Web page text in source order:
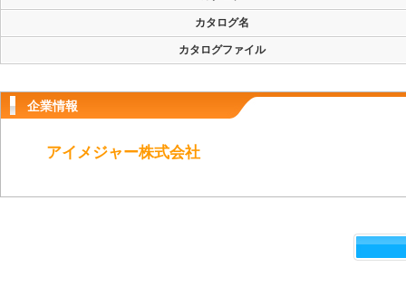
カタログ名
カタログファイル
企業情報
アイメジャー株式会社